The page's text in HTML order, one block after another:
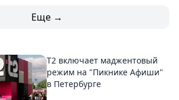
Еще →
Т2 включает маджентовый
режим на "Пикнике Афиши"
в Петербурге